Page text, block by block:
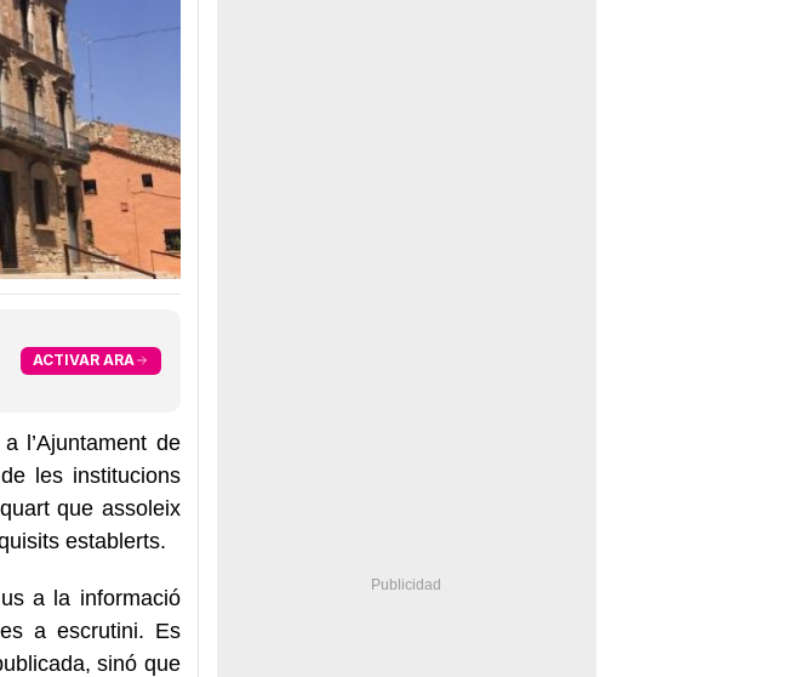
ACTIVAR ARA
l’Ajuntament de
les institucions
que assoleix
establerts.
a la informació
a escrutini. Es
sinó que